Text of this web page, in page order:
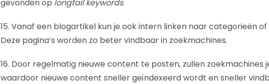
gevonden op longtail keywords.
15. Vanaf een blogartikel kun je ook intern linken naar categorieën
Deze pagina’s worden zo beter vindbaar in zoekmachines.
16. Door regelmatig nieuwe content te posten, zullen zoekmachines
waardoor nieuwe content sneller geïndexeerd wordt en sneller